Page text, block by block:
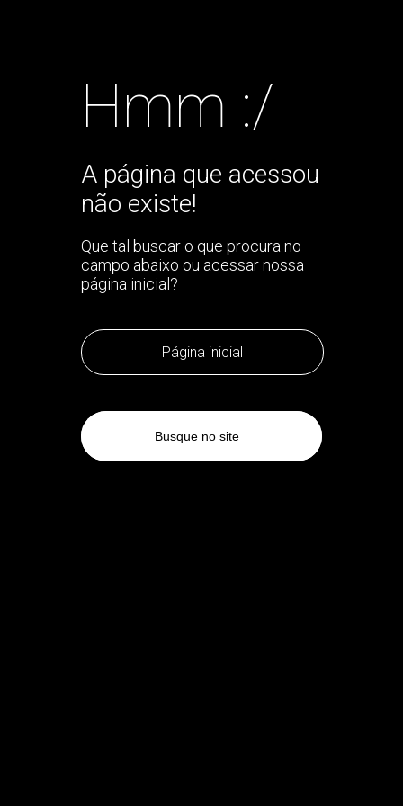
Hmm :/
A página que acessou
não existe!
Que tal buscar o que procura no
campo abaixo ou acessar nossa
página inicial?
Página inicial